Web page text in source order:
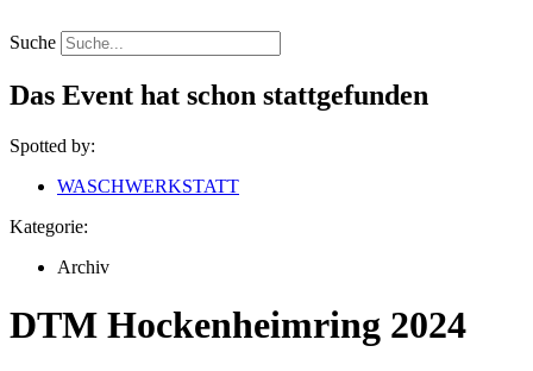
Inhalt
springen
Suche
Das Event hat schon stattgefunden
Spotted by:
WASCHWERKSTATT
Kategorie:
Archiv
DTM Hockenheimring 2024